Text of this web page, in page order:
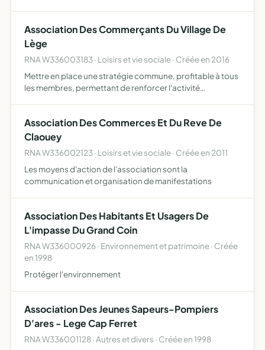
Association Des Commerçants Du Village De
Lège
RNA W336003183 · Loisirs et vie sociale · Créée en 2016
Mettre en place une stratégie commune, profitable à tous
les membres, permettant de renforcer l'activité
Association Des Commerces Et Du Reve De
Claouey
RNA W336002123 · Loisirs et vie sociale · Créée en 2011
Les moyens d'action de l'association sont la
communication et organisation de manifestations
Association Des Habitants Et Usagers De
L'impasse Du Grand Coin
RNA W336000926 · Environnement et patrimoine · Créée
en 1998
Protéger l'environnement
Association Des Jeunes Sapeurs-Pompiers
D'ares - Lege Cap Ferret
RNA W336001128 · Autres et divers · Créée en 1998